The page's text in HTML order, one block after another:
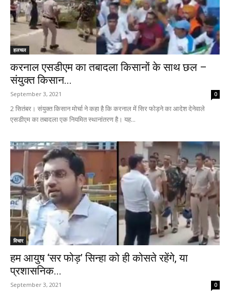
हलचल
करनाल एसडीएम का तबादला किसानों के साथ छल –
संयुक्त किसान...
September 3, 2021 0
2 सितंबर। संयुक्त किसान मोर्चा ने कहा है कि करनाल में सिर फोड़ने का आदेश देनेवाले
एसडीएम का तबादला एक नियमित स्थानांतरण है। यह...
विचार
हम आयुष ‘सर फोड़’ सिन्हा को ही कोसते रहेंगे, या
प्रशासनिक...
September 3, 2021 0